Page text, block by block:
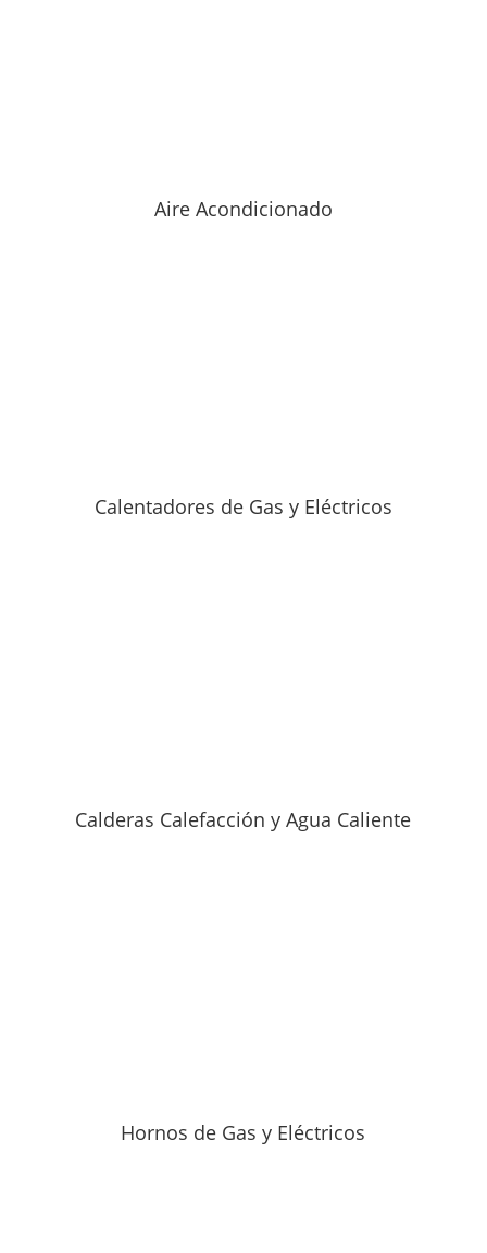
Aire Acondicionado
Calentadores de Gas y Eléctricos
Calderas Calefacción y Agua Caliente
Hornos de Gas y Eléctricos